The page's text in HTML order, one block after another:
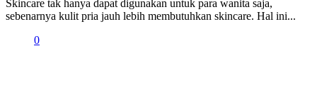
Skincare tak hanya dapat digunakan untuk para wanita saja,
sebenarnya kulit pria jauh lebih membutuhkan skincare. Hal ini...
0